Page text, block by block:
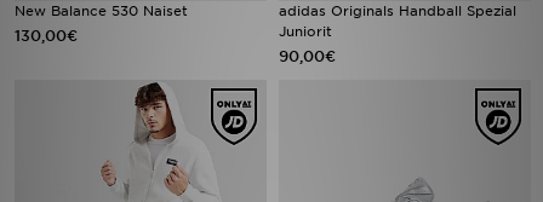
New Balance 530 Naiset
130,00€
adidas Originals Handball Spezial
Juniorit
90,00€